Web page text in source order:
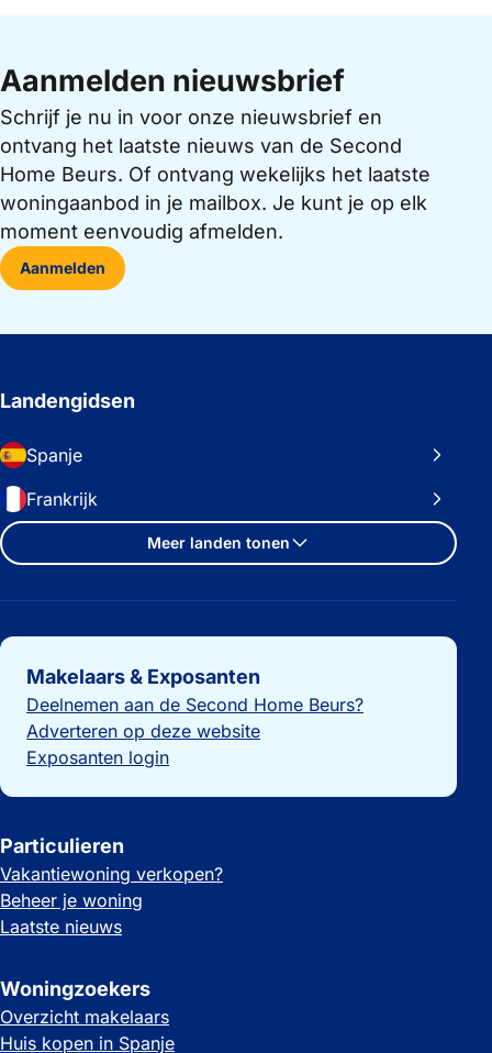
Aanmelden nieuwsbrief
Schrijf je nu in voor onze nieuwsbrief en
ontvang het laatste nieuws van de Second
Home Beurs. Of ontvang wekelijks het laatste
woningaanbod in je mailbox. Je kunt je op elk
moment eenvoudig afmelden.
Aanmelden
Landengidsen
Spanje
Frankrijk
Meer landen tonen
Belangrijke links
Makelaars & Exposanten
Deelnemen aan de Second Home Beurs?
Adverteren op deze website
Exposanten login
Particulieren
Vakantiewoning verkopen?
Beheer je woning
Laatste nieuws
Woningzoekers
Overzicht makelaars
Huis kopen in Spanje